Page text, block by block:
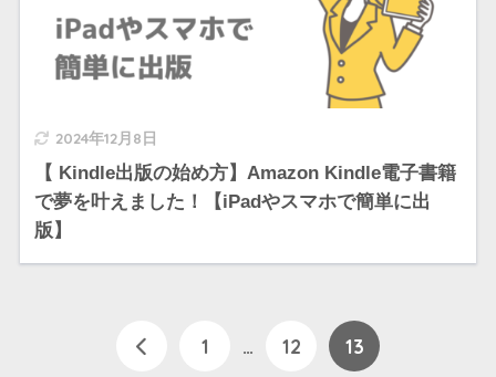
2024年12月8日
【 Kindle出版の始め方】Amazon Kindle電子書籍
で夢を叶えました！【iPadやスマホで簡単に出
版】
1 … 12 13